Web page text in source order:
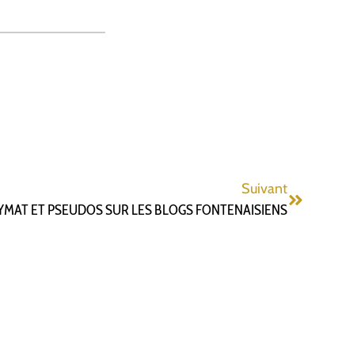
Suivant
ET PSEUDOS SUR LES BLOGS FONTENAISIENS